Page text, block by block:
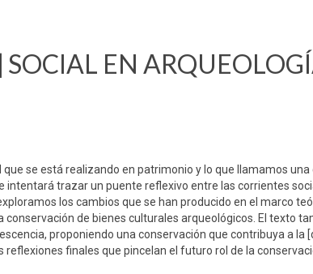
EN
se está realizando en patrimonio y lo que llamamos una
intentará trazar un puente reflexivo entre las corrientes
los cambios que se han producido en el marco
de bienes culturales arqueológicos. El texto
proponiendo una conservación que contribuya a la
finales que pincelan el futuro rol de la